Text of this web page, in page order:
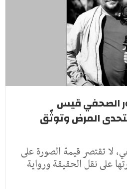
الصحفي قيس
المرض وتوثّق
لا تقتصر قيمة الصورة على
على نقل الحقيقة ورواية